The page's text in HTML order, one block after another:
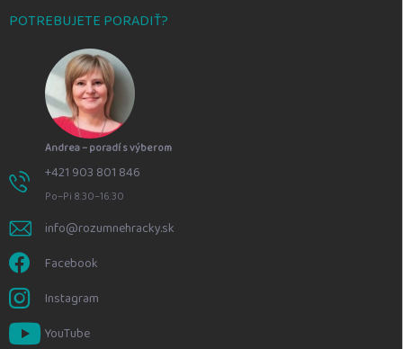
POTREBUJETE PORADIŤ?
Andrea – poradí s výberom
+421 903 801 846
Po–Pi 8:30–16:30
info@rozumnehracky.sk
Facebook
Instagram
YouTube